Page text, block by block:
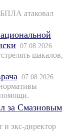
атаковал
07.08.2026
шакалов,
07.08.2026
за Смазновым
и экс-директор